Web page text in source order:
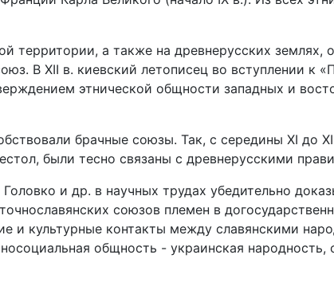
территории, а также на древнерусских землях,
В XII в. киевский летописец во вступлении к
этнической общности западных и
брачные союзы. Так, с середины XI до
были тесно связаны с древнерусскими
и др. в научных трудах убедительно
союзов племен в
и культурные контакты между славянскими
общность - украинская народность,